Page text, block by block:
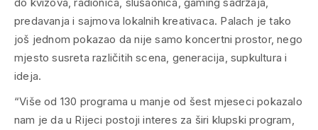
predavanja i sajmova lokalnih kreativaca. Palach je tako
još jednom pokazao da nije samo koncertni prostor, nego
mjesto susreta različitih scena, generacija, supkultura i
ideja.
“Više od 130 programa u manje od šest mjeseci pokazalo
nam je da u Rijeci postoji interes za širi klupski program,